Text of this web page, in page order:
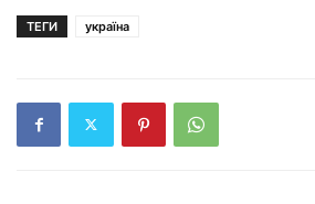
ТЕГИ україна